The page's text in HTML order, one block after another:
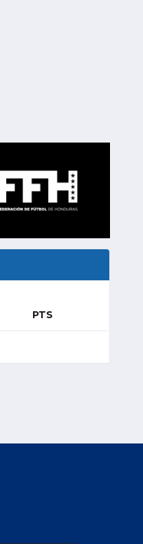
PTS